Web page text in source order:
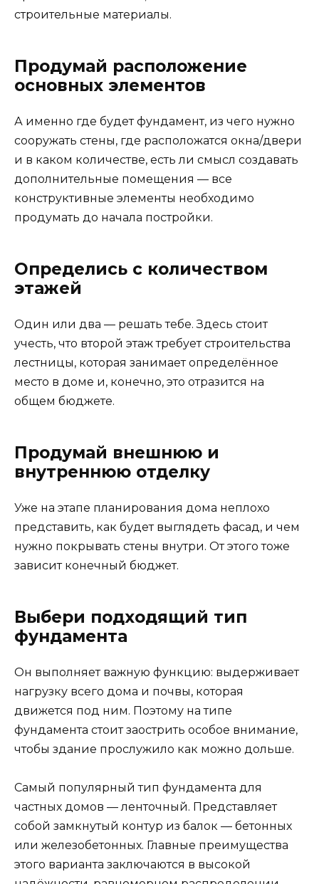
строительные материалы.
Продумай расположение
основных элементов
А именно где будет фундамент, из чего нужно
сооружать стены, где расположатся окна/двери
и в каком количестве, есть ли смысл создавать
дополнительные помещения — все
конструктивные элементы необходимо
продумать до начала постройки.
Определись с количеством
этажей
Один или два — решать тебе. Здесь стоит
учесть, что второй этаж требует строительства
лестницы, которая занимает определённое
место в доме и, конечно, это отразится на
общем бюджете.
Продумай внешнюю и
внутреннюю отделку
Уже на этапе планирования дома неплохо
представить, как будет выглядеть фасад, и чем
нужно покрывать стены внутри. От этого тоже
зависит конечный бюджет.
Выбери подходящий тип
фундамента
Он выполняет важную функцию: выдерживает
нагрузку всего дома и почвы, которая
движется под ним. Поэтому на типе
фундамента стоит заострить особое внимание,
чтобы здание прослужило как можно дольше.
Самый популярный тип фундамента для
частных домов — ленточный. Представляет
собой замкнутый контур из балок — бетонных
или железобетонных. Главные преимущества
этого варианта заключаются в высокой